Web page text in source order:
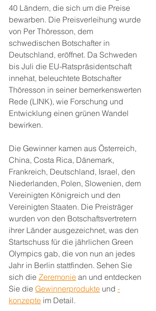
40 Ländern, die sich um die Preise
bewarben. Die Preisverleihung wurde
von Per Thöresson, dem
schwedischen Botschafter in
Deutschland, eröffnet. Da Schweden
bis Juli die EU-Ratspräsidentschaft
innehat, beleuchtete Botschafter
Thöresson in seiner bemerkenswerten
Rede (LINK), wie Forschung und
Entwicklung einen grünen Wandel
bewirken.
Die Gewinner kamen aus Österreich,
China, Costa Rica, Dänemark,
Frankreich, Deutschland, Israel, den
Niederlanden, Polen, Slowenien, dem
Vereinigten Königreich und den
Vereinigten Staaten. Die Preisträger
wurden von den Botschaftsvertretern
ihrer Länder ausgezeichnet, was den
Startschuss für die jährlichen Green
Olympics gab, die von nun an jedes
Jahr in Berlin stattfinden. Sehen Sie
sich die Zeremonie an und entdecken
Sie die Gewinnerprodukte und -
konzepte im Detail.